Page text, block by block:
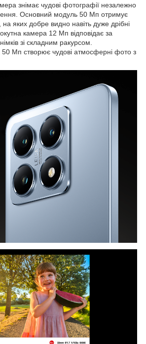
знімає чудові фотографії незалежно
Основний модуль 50 Мп отримує
на яких добре видно навіть дуже дрібні
камера 12 Мп відповідає за
зі складним ракурсом.
Мп створює чудові атмосферні фото з